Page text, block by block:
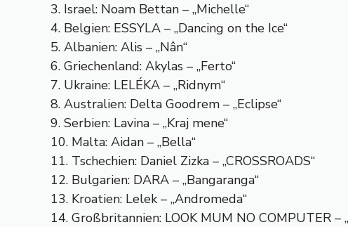
3. Israel: Noam Bettan – „Michelle“
4. Belgien: ESSYLA – „Dancing on the Ice“
5. Albanien: Alis – „Nân“
6. Griechenland: Akylas – „Ferto“
7. Ukraine: LELÉKA – „Ridnym“
8. Australien: Delta Goodrem – „Eclipse“
9. Serbien: Lavina – „Kraj mene“
10. Malta: Aidan – „Bella“
11. Tschechien: Daniel Zizka – „CROSSROADS“
12. Bulgarien: DARA – „Bangaranga“
13. Kroatien: Lelek – „Andromeda“
14. Großbritannien: LOOK MUM NO COMPUTER –